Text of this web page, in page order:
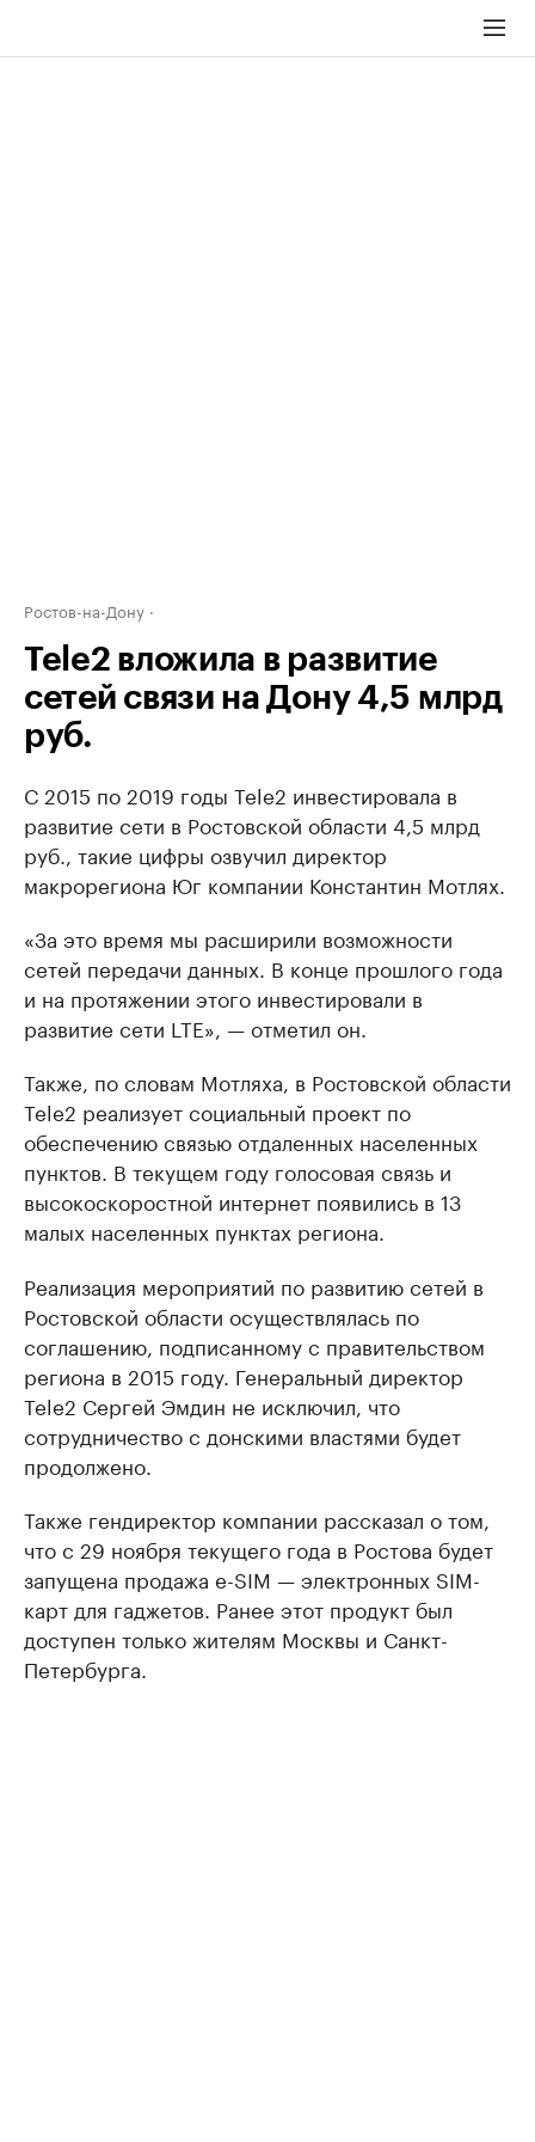
Ростов-на-Дону
Tele2 вложила в развитие
сетей связи на Дону 4,5 млрд
руб.
С 2015 по 2019 годы Tele2 инвестировала в
развитие сети в Ростовской области 4,5 млрд
руб., такие цифры озвучил директор
макрорегиона Юг компании Константин Мотлях.
«За это время мы расширили возможности
сетей передачи данных. В конце прошлого года
и на протяжении этого инвестировали в
развитие сети LTE», — отметил он.
Также, по словам Мотляха, в Ростовской области
Tele2 реализует социальный проект по
обеспечению связью отдаленных населенных
пунктов. В текущем году голосовая связь и
высокоскоростной интернет появились в 13
малых населенных пунктах региона.
Реализация мероприятий по развитию сетей в
Ростовской области осуществлялась по
соглашению, подписанному с правительством
региона в 2015 году. Генеральный директор
Tele2 Сергей Эмдин не исключил, что
сотрудничество с донскими властями будет
продолжено.
Также гендиректор компании рассказал о том,
что с 29 ноября текущего года в Ростова будет
запущена продажа e-SIM — электронных SIM-
карт для гаджетов. Ранее этот продукт был
доступен только жителям Москвы и Санкт-
Петербурга.